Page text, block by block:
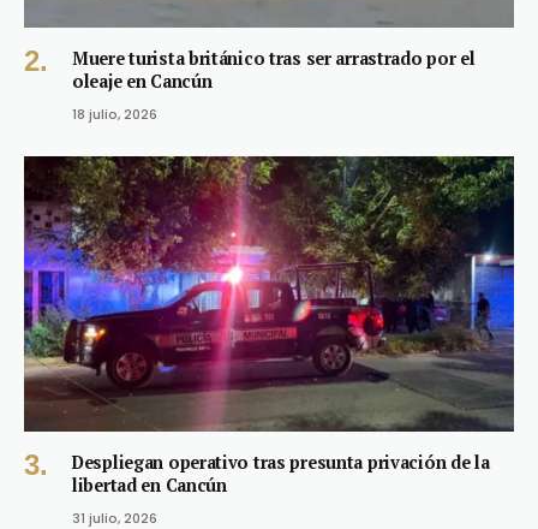
Muere turista británico tras ser arrastrado por el
oleaje en Cancún
18 julio, 2026
Despliegan operativo tras presunta privación de la
libertad en Cancún
31 julio, 2026